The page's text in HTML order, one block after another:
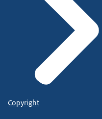
Copyright